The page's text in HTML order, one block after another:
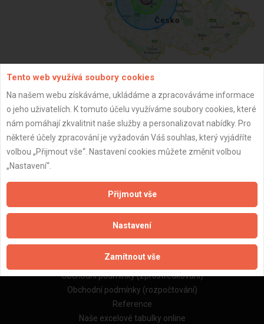
ZPĚT
Aktualizováno z portálu ARES dne 02.12.2024 17:45:06
Důležité informace
Zpracování a ochrana osobních údajů
Zásady pro používání souborů cookie
Obchodní podmínky (zprostředkování)
Obchodní podmínky (rozpočtování)
Reference
Naše excelové tabulky online
Tento web využívá soubory cookies
Na našem webu získáváme, ukládáme a zpracováváme informace
o jeho uživatelích. K tomuto účelu využíváme soubory cookies, které
nám pomáhají zkvalitnit naše služby a personalizovat nabídky. Pro
některé účely zpracování je vyžadován Váš souhlas, který vyjádříte
volbou „Přijmout vše“. Nastavení cookies můžete změnit volbou
„Nastavení“.
Přijmout vše
Nastavení
Zamítnout vše